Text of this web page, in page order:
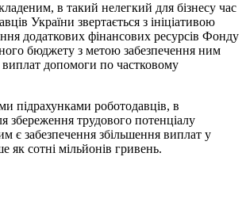
в такий нелегкий для бізнесу час
України звертається з ініціативою
додаткових фінансових ресурсів Фонду
бюджету з метою забезпечення ним
виплат допомоги по частковому
підрахунками роботодавців, в
збереження трудового потенціалу
є забезпечення збільшення виплат у
як сотні мільйонів гривень.